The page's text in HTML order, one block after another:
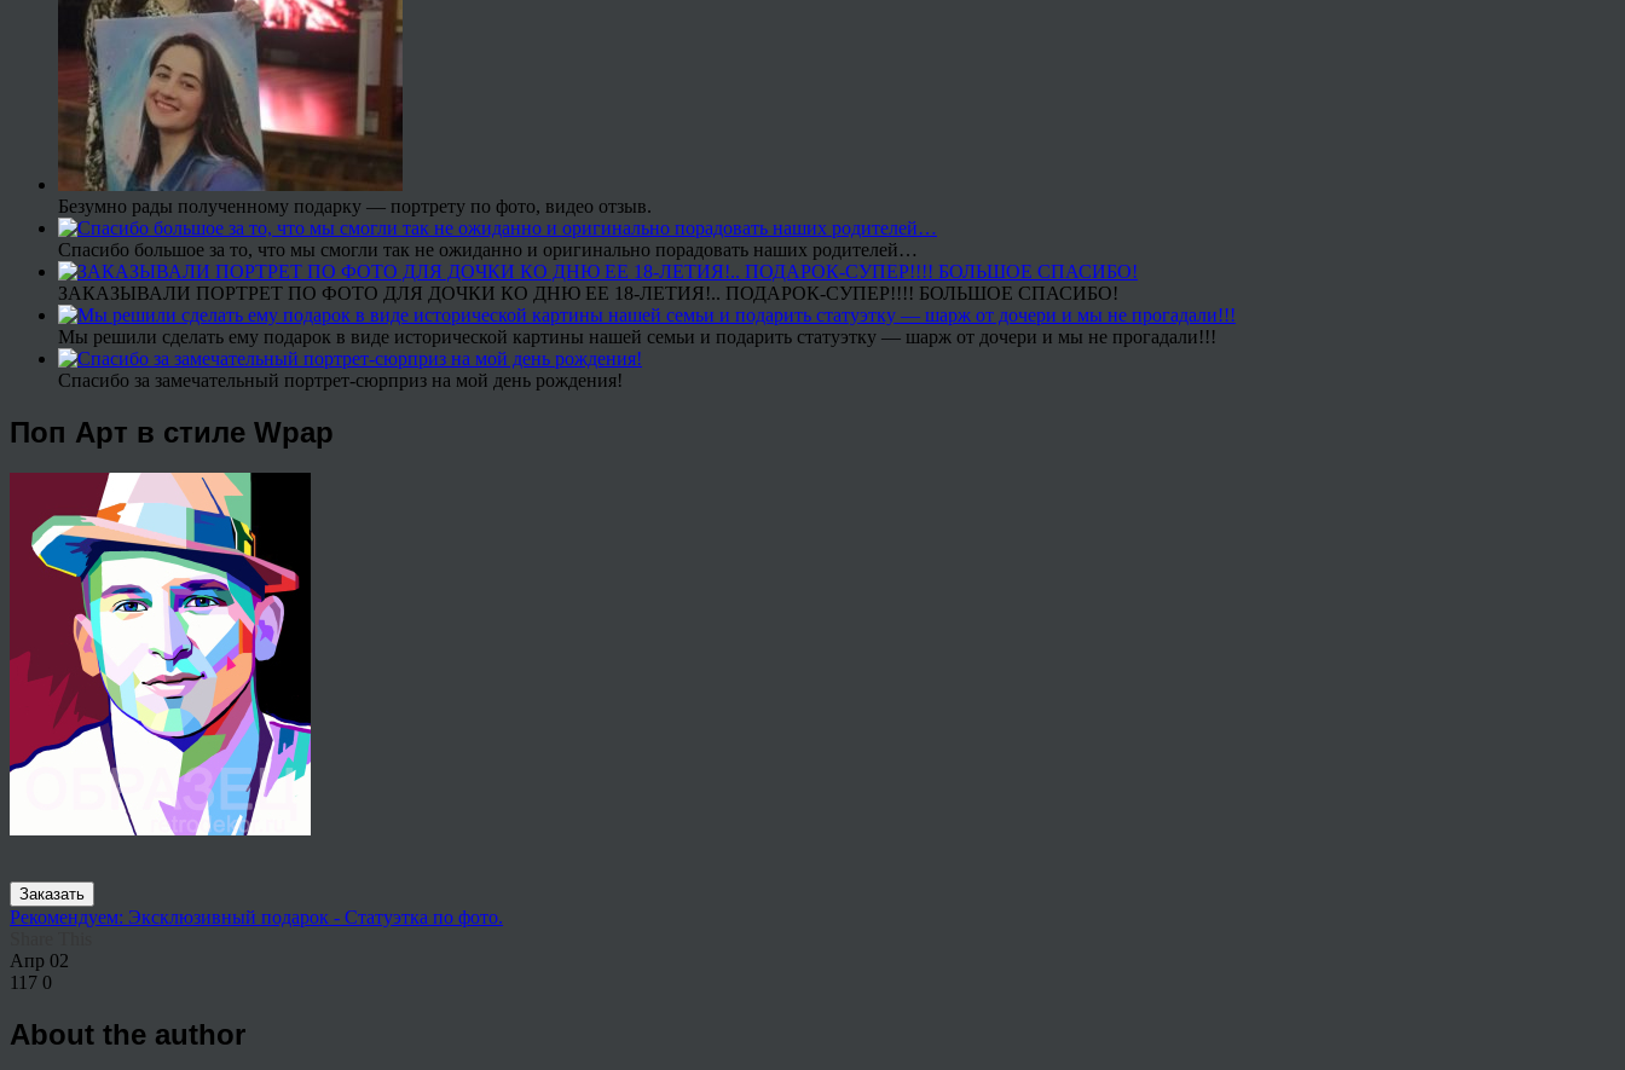
Безумно рады полученному подарку — портрету по фото, видео отзыв.
Спасибо большое за то, что мы смогли так не ожиданно и оригинально порадовать наших родителей…
ЗАКАЗЫВАЛИ ПОРТРЕТ ПО ФОТО ДЛЯ ДОЧКИ КО ДНЮ ЕЕ 18-ЛЕТИЯ!.. ПОДАРОК-СУПЕР!!!! БОЛЬШОЕ СПАСИБО!
Мы решили сделать ему подарок в виде исторической картины нашей семьи и подарить статуэтку — шарж от дочери и мы не прогадали!!!
Спасибо за замечательный портрет-сюрприз на мой день рождения!
Поп Арт в стиле Wpap
Заказать
Рекомендуем: Эксклюзивный подарок - Статуэтка по фото.
Апр 02
117 0
About the author